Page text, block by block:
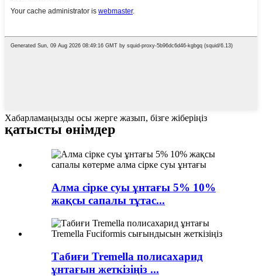
Хабарламаңызды осы жерге жазып, бізге жіберіңіз
қатысты өнімдер
Алма сірке суы ұнтағы 5% 10%
жақсы сапалы тұтас...
Табиғи Tremella полисахарид
ұнтағын жеткізіңіз ...